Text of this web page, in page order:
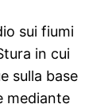
sui fiumi
in cui
sulla base
mediante